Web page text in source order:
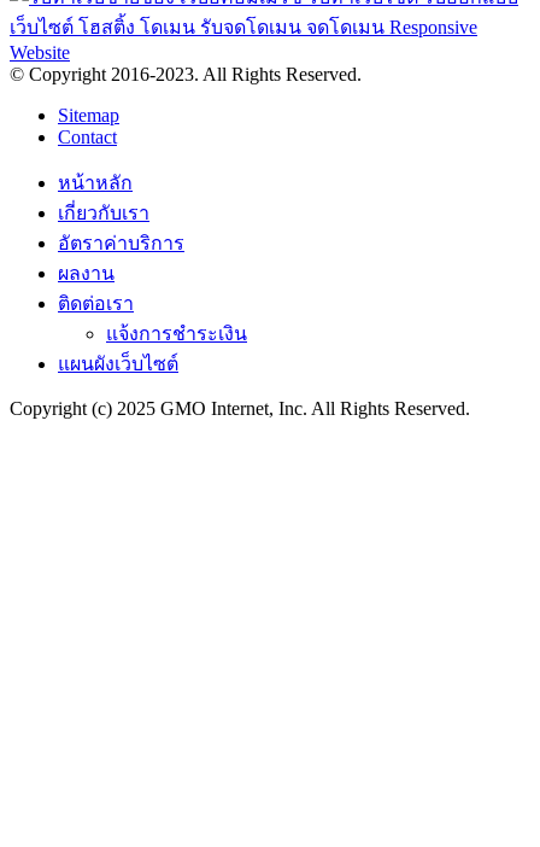
© Copyright 2016-2023. All Rights Reserved.
Sitemap
Contact
หน้าหลัก
เกี่ยวกับเรา
อัตราค่าบริการ
ผลงาน
ติดต่อเรา
แจ้งการชำระเงิน
แผนผังเว็บไซต์
Copyright (c) 2025 GMO Internet, Inc. All Rights Reserved.